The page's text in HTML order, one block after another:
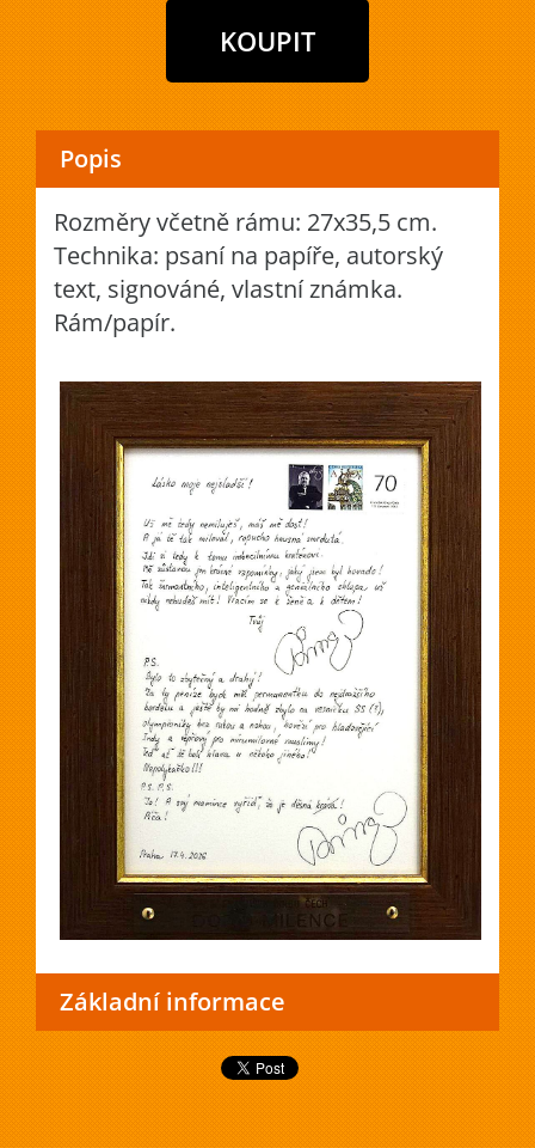
Popis
Rozměry včetně rámu: 27x35,5 cm.
Technika: psaní na papíře, autorský
text, signováné, vlastní známka.
Rám/papír.
Základní informace